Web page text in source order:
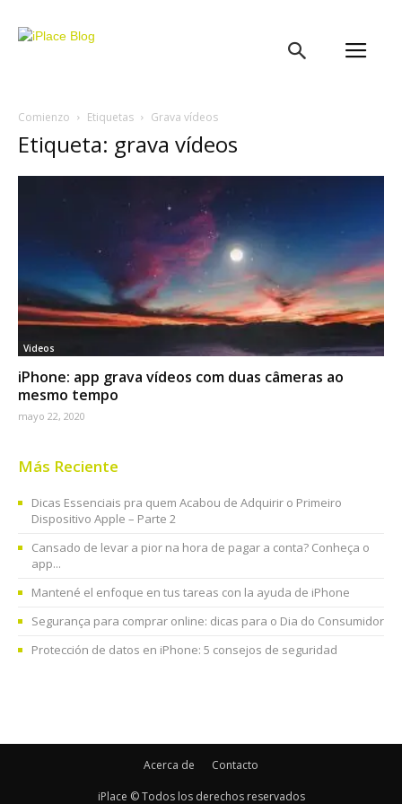
Comienzo Etiquetas Grava vídeos
Etiqueta: grava vídeos
Videos
iPhone: app grava vídeos com duas câmeras ao
mesmo tempo
mayo 22, 2020
Más Reciente
Dicas Essenciais pra quem Acabou de Adquirir o Primeiro
Dispositivo Apple – Parte 2
Cansado de levar a pior na hora de pagar a conta? Conheça o
app...
Mantené el enfoque en tus tareas con la ayuda de iPhone
Segurança para comprar online: dicas para o Dia do Consumidor
Protección de datos en iPhone: 5 consejos de seguridad
Acerca de Contacto
iPlace © Todos los derechos reservados